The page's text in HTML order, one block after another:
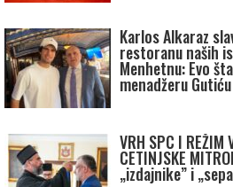
Karlos Alkaraz
restoranu naših
Menhetnu: Evo
menadžeru Gutiću
VRH SPC I REŽIM
CETINJSKE
„izdajnike” i